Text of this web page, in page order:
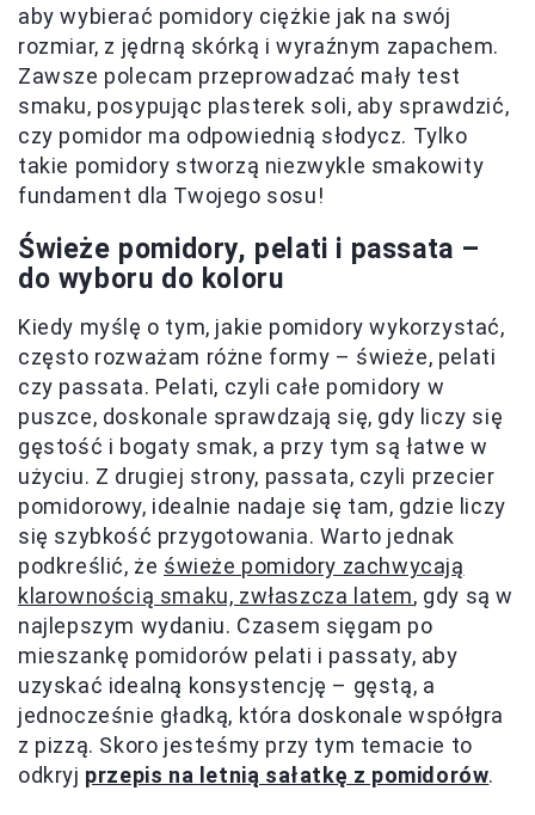
aby wybierać pomidory ciężkie jak na swój
rozmiar, z jędrną skórką i wyraźnym zapachem.
Zawsze polecam przeprowadzać mały test
smaku, posypując plasterek soli, aby sprawdzić,
czy pomidor ma odpowiednią słodycz. Tylko
takie pomidory stworzą niezwykle smakowity
fundament dla Twojego sosu!
Świeże pomidory, pelati i passata –
do wyboru do koloru
Kiedy myślę o tym, jakie pomidory wykorzystać,
często rozważam różne formy – świeże, pelati
czy passata. Pelati, czyli całe pomidory w
puszce, doskonale sprawdzają się, gdy liczy się
gęstość i bogaty smak, a przy tym są łatwe w
użyciu. Z drugiej strony, passata, czyli przecier
pomidorowy, idealnie nadaje się tam, gdzie liczy
się szybkość przygotowania. Warto jednak
podkreślić, że świeże pomidory zachwycają
klarownością smaku, zwłaszcza latem, gdy są w
najlepszym wydaniu. Czasem sięgam po
mieszankę pomidorów pelati i passaty, aby
uzyskać idealną konsystencję – gęstą, a
jednocześnie gładką, która doskonale współgra
z pizzą. Skoro jesteśmy przy tym temacie to
odkryj przepis na letnią sałatkę z pomidorów.